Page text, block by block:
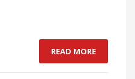
READ MORE